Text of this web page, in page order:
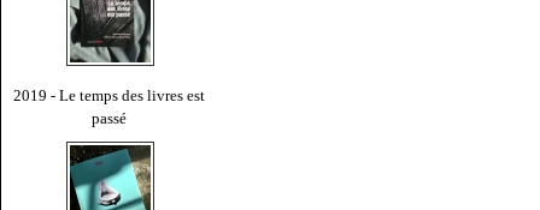
2019 - Le temps des livres est
passé